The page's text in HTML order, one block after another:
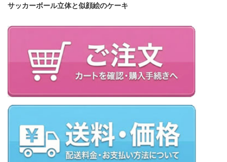
サッカーボール立体と似顔絵のケーキ